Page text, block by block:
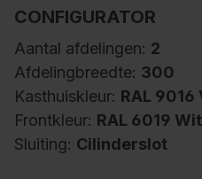
CONFIGURATOR
Aantal afdelingen: 2
Afdelingbreedte: 300
Kasthuiskleur: RAL
Frontkleur: RAL 6019
Sluiting: Cilinderslot